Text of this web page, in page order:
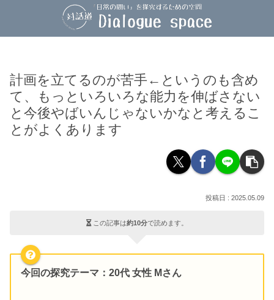
計画を立てるのが苦手←というのも含め
て、もっといろいろな能力を伸ばさない
と今後やばいんじゃないかなと考えるこ
とがよくあります
2025.05.09
この記事は約10分で読めます。
今回の探究テーマ：20代 女性 Mさん